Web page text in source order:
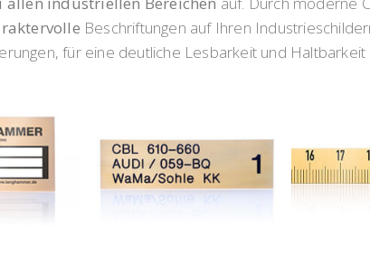
Beschriftungen auf Ihren
für eine deutliche Lesbarkeit und